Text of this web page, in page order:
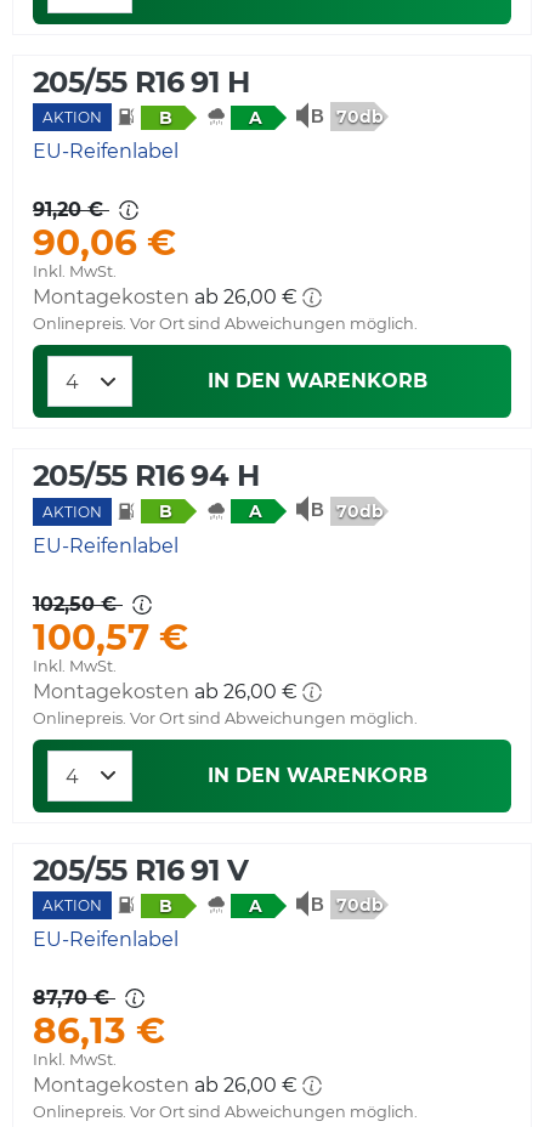
205/55 R16 91 H
AKTION B A 70db
EU-Reifenlabel
91,20 €
90,06 €
Inkl. MwSt.
Montagekosten
Onlinepreis. Vor Ort sind Abweichungen möglich.
IN DEN WARENKORB
205/55 R16 94 H
AKTION B A 70db
EU-Reifenlabel
102,50 €
100,57 €
Inkl. MwSt.
Montagekosten
Onlinepreis. Vor Ort sind Abweichungen möglich.
IN DEN WARENKORB
205/55 R16 91 V
AKTION B A 70db
EU-Reifenlabel
87,70 €
86,13 €
Inkl. MwSt.
Montagekosten
Onlinepreis. Vor Ort sind Abweichungen möglich.